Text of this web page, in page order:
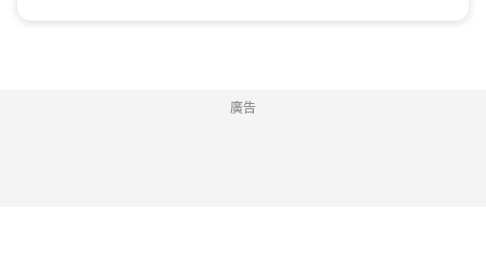
廣告